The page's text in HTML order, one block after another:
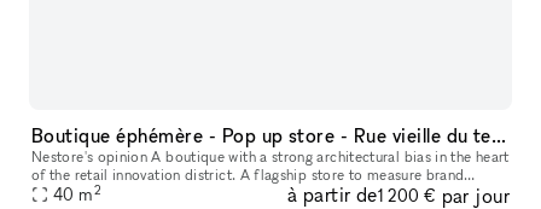
Boutique éphémère - Pop up store - Rue vieille du temple (Marais)
Nestore's opinion A boutique with a strong architectural bias in the heart
of the retail innovation district. A flagship store to measure brand
appetite, work on PR and build a BP based on the many l
40 m2 à partir de1 200 € par jour